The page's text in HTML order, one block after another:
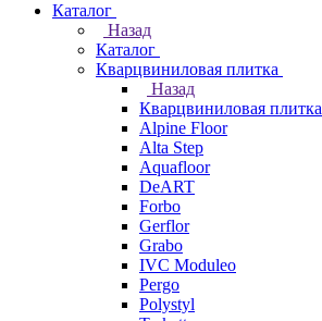
Каталог
Назад
Каталог
Кварцвиниловая плитка
Назад
Кварцвиниловая плитка
Alpine Floor
Alta Step
Aquafloor
DeART
Forbo
Gerflor
Grabo
IVC Moduleo
Pergo
Polystyl